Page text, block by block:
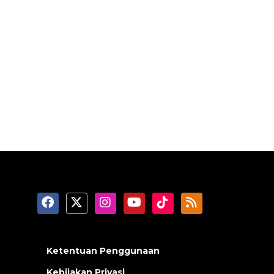
Ketentuan Penggunaan